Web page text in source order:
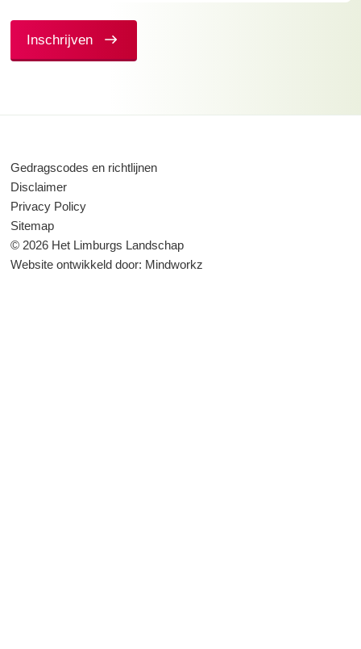
(Vereist)
Inschrijven
Gedragscodes en richtlijnen
Disclaimer
Privacy Policy
Sitemap
© 2026 Het Limburgs Landschap
Website ontwikkeld door: Mindworkz